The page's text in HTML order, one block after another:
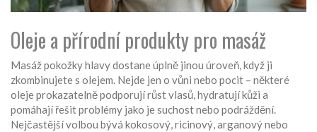
Oleje a přírodní produkty pro masáž
Masáž pokožky hlavy dostane úplně jinou úroveň, když ji
zkombinujete s olejem. Nejde jen o vůni nebo pocit – některé
oleje prokazatelně podporují růst vlasů, hydratují kůži a
pomáhají řešit problémy jako je suchost nebo podráždění.
Nejčastější volbou bývá kokosový, ricinový, arganový nebo